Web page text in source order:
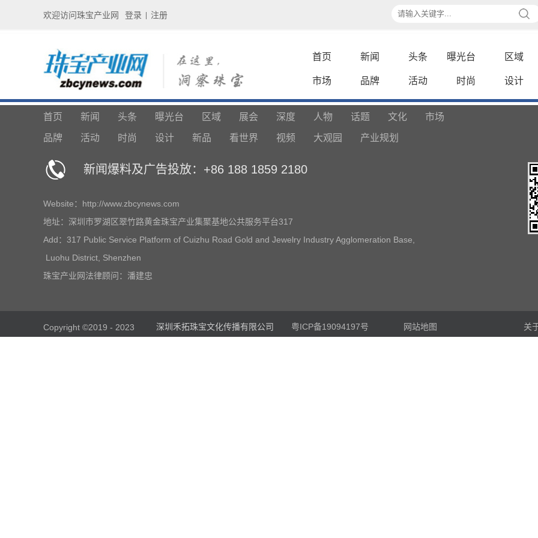
欢迎访问珠宝产业网 登录 注册
首页 新闻 头条 曝光台 区域
市场 品牌 活动 时尚 设计
首页 新闻 头条 曝光台 区域 展会 深度 人物 话题 文化 市场
品牌 活动 时尚 设计 新品 看世界 视频 大观园 产业规划
新闻爆料及广告投放：+86 188 1859 2180
Website：http://www.zbcynews.com
地址：深圳市罗湖区翠竹路黄金珠宝产业集聚基地公共服务平台317
Add：317 Public Service Platform of Cuizhu Road Gold and Jewelry Industry Agglomeration Base,
Luohu District, Shenzhen
珠宝产业网法律顾问：潘建忠
Copyright ©2019 - 2023 深圳禾拓珠宝文化传播有限公司 粤ICP备19094197号 网站地图 关